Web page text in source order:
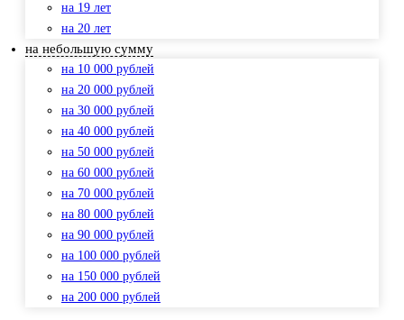
на 19 лет
на 20 лет
на небольшую сумму
на 10 000 рублей
на 20 000 рублей
на 30 000 рублей
на 40 000 рублей
на 50 000 рублей
на 60 000 рублей
на 70 000 рублей
на 80 000 рублей
на 90 000 рублей
на 100 000 рублей
на 150 000 рублей
на 200 000 рублей